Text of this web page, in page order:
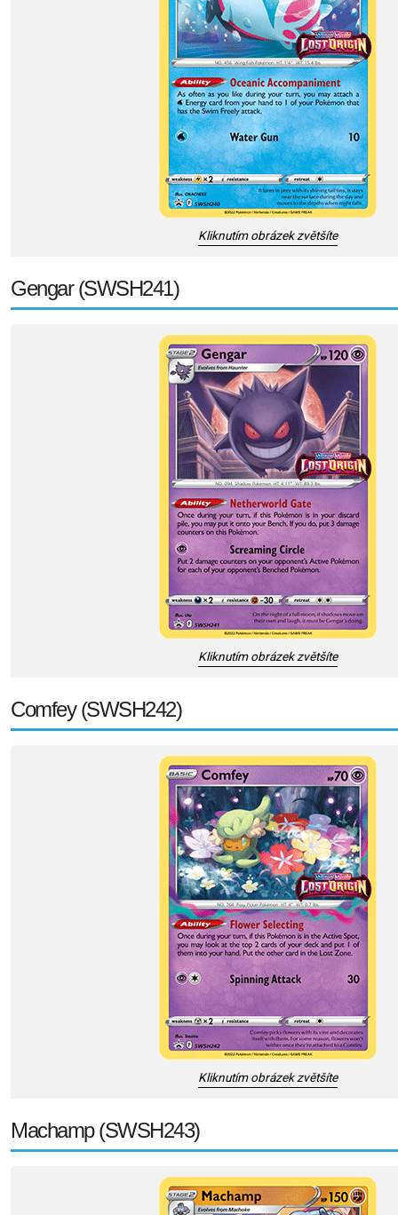
Kliknutím obrázek zvětšíte
Gengar (SWSH241)
Kliknutím obrázek zvětšíte
Comfey (SWSH242)
Kliknutím obrázek zvětšíte
Machamp (SWSH243)